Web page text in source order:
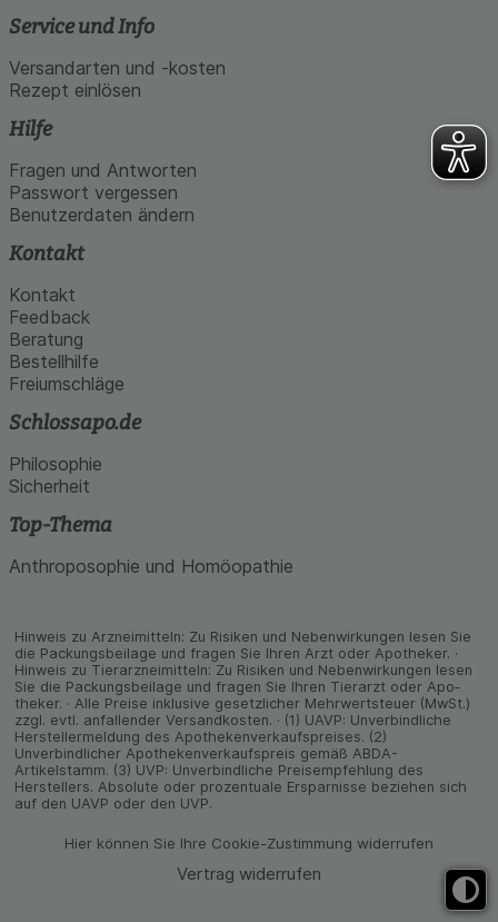
Service und Info
Versandarten und -kosten
Rezept einlösen
Hilfe
Fragen und Antworten
Passwort vergessen
Benutzerdaten ändern
Kontakt
Kontakt
Feedback
Beratung
Bestellhilfe
Freiumschläge
Schlossapo.de
Philosophie
Sicherheit
Top-Thema
Anthroposophie und Homöopathie
Hinweis zu Arzneimitteln: Zu Risiken und Neben­wirkungen lesen Sie
die Packungs­beilage und fragen Sie Ihren Arzt oder Apo­theker. ·
Hinweis zu Tier­arz­nei­mitteln: Zu Risiken und Neben­wirkungen lesen
Sie die Packungs­beilage und fragen Sie Ihren Tier­arzt oder Apo­
theker. · Alle Preise inklusive gesetz­licher Mehrwertsteuer (MwSt.)
zzgl. evtl. anfallender Versand­kosten. · (1) UAVP: Unverbindliche
Herstellermeldung des Apothekenverkaufspreises. (2)
Unverbindlicher Apothekenverkaufspreis gemäß ABDA-
Artikelstamm. (3) UVP: Unverbindliche Preisempfehlung des
Herstellers. Absolute oder prozentuale Ersparnisse beziehen sich
auf den UAVP oder den UVP.
Hier können Sie Ihre Cookie-Zustimmung widerrufen
Vertrag widerrufen